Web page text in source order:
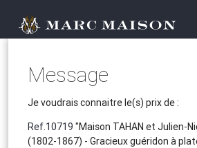
Message
Je voudrais connaitre le(s) prix de :
Ref.10719 "Maison TAHAN et Julien-
(1802-1867) - Gracieux guéridon à